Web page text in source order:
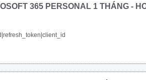
365 PERSONAL 1 THÁNG -